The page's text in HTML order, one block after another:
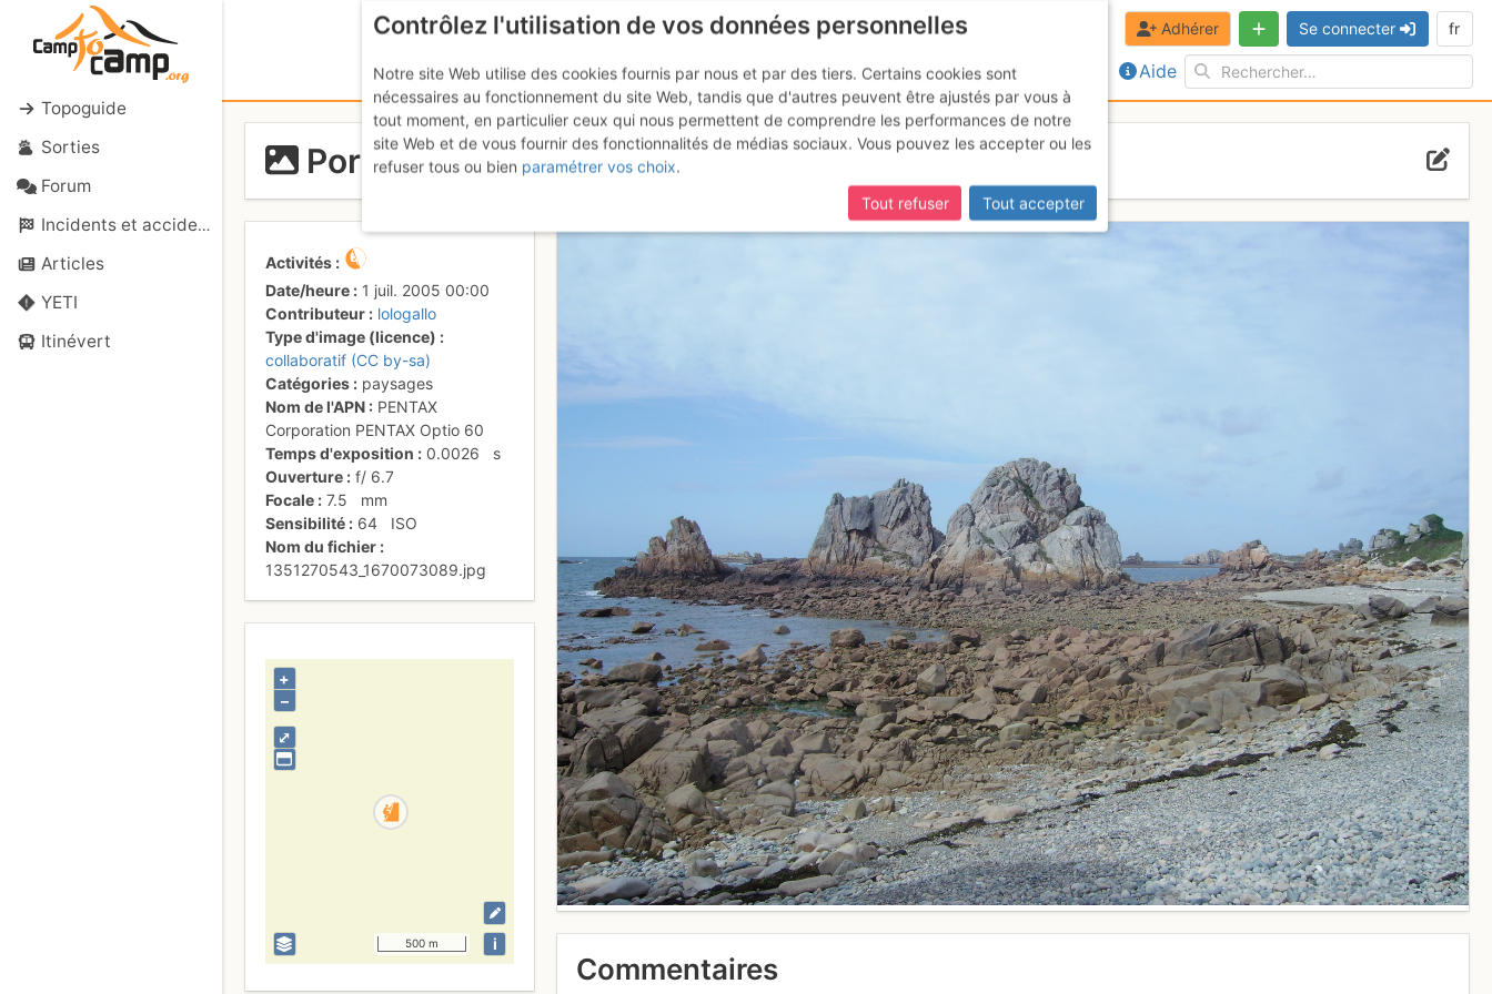
Topoguide
Sorties
Forum
Incidents et accidents
Articles
YETI
Itinévert
Aide
Adhérer Se connecter fr
Porz scaff: vers la mer
Activités
Date/heure
1 juil. 2005 00:00
Contributeur
lologallo
Type d'image (licence)
collaboratif (CC by-sa)
Catégories
paysages
Nom de l'APN
PENTAX
Corporation PENTAX Optio 60
Temps d'exposition
0.0026
s
Ouverture
f/6.7
Focale
7.5
mm
Sensibilité
64
ISO
Nom du fichier
1351270543_1670073089.jpg
⤢
+
–
500 m i
Commentaires
Contrôlez l'utilisation de vos données personnelles
Notre site Web utilise des cookies fournis par nous et par des tiers. Certains cookies sont
nécessaires au fonctionnement du site Web, tandis que d'autres peuvent être ajustés par vous à
tout moment, en particulier ceux qui nous permettent de comprendre les performances de notre
site Web et de vous fournir des fonctionnalités de médias sociaux. Vous pouvez les accepter ou les
refuser tous ou bien paramétrer vos choix.
Tout refuser
Tout accepter